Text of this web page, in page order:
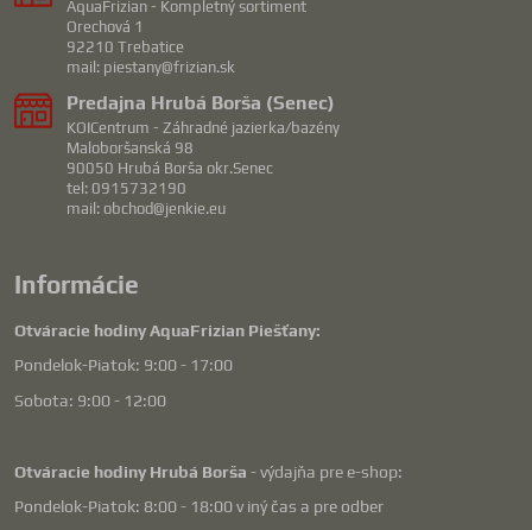
AquaFrizian - Kompletný sortiment
Orechová 1
92210 Trebatice
mail: piestany@frizian.sk
Predajna Hrubá Borša (Senec)
KOICentrum - Záhradné jazierka/bazény
Maloboršanská 98
90050 Hrubá Borša okr.Senec
tel: 0915732190
mail: obchod@jenkie.eu
Informácie
Otváracie hodiny AquaFrizian Piešťany:
Pondelok-Piatok: 9:00 - 17:00
Sobota: 9:00 - 12:00
Otváracie hodiny Hrubá Borša - výdajňa pre e-shop:
Pondelok-Piatok: 8:00 - 18:00 v iný čas a pre odber